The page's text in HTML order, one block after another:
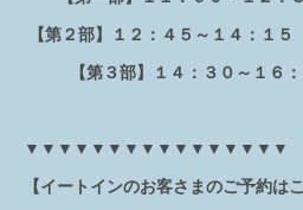
【第２部】１２：４５～１４：１５
【第３部】１４：３０～１６
▼▼▼▼▼▼▼▼▼▼▼▼▼▼▼▼
【イートインのお客さまのご予約は